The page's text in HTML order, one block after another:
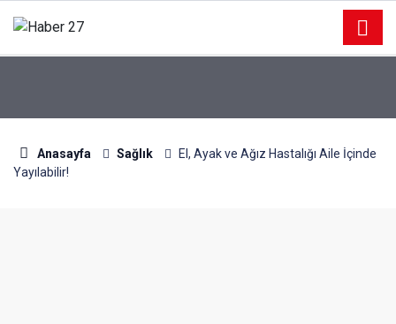
Anasayfa Sağlık
El, Ayak ve Ağız Hastalığı Aile İçinde
Yayılabilir!